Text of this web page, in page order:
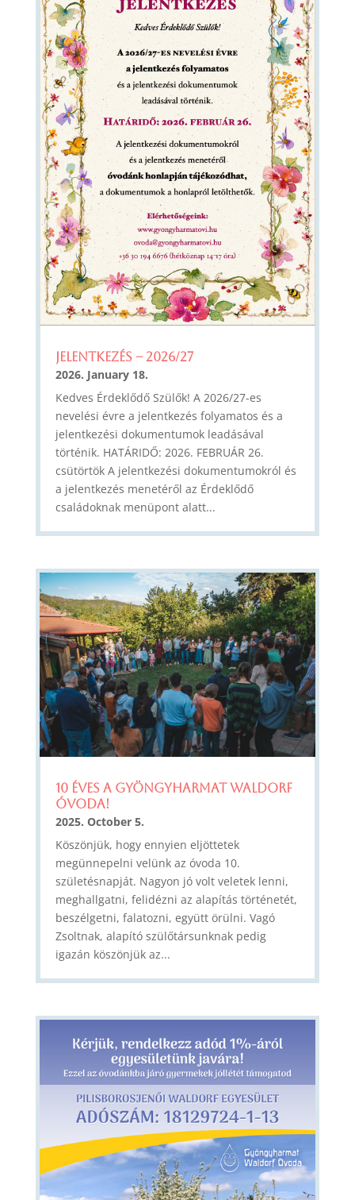
JELENTKEZÉS – 2026/27
2026. January 18.
Kedves Érdeklődő Szülők! A 2026/27-es
nevelési évre a jelentkezés folyamatos és a
jelentkezési dokumentumok leadásával
történik. HATÁRIDŐ: 2026. FEBRUÁR 26.
csütörtök A jelentkezési dokumentumokról és
a jelentkezés menetéről az Érdeklődő
családoknak menüpont alatt...
10 éves a Gyöngyharmat Waldorf
Óvoda!
2025. October 5.
Köszönjük, hogy ennyien eljöttetek
megünnepelni velünk az óvoda 10.
születésnapját. Nagyon jó volt veletek lenni,
meghallgatni, felidézni az alapítás történetét,
beszélgetni, falatozni, együtt örülni. Vagó
Zsoltnak, alapító szülőtársunknak pedig
igazán köszönjük az...